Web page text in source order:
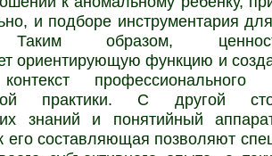
и подборе инструментария
Таким образом,
ориентирующую функцию и
практики. С другой
знаний и понятийный
его составляющая позволяют